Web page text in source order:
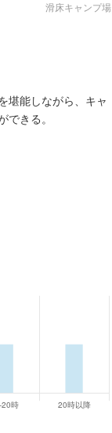
滑床キャンプ場
堪能しながら、キャ
きる。